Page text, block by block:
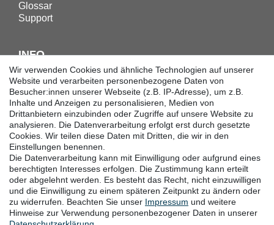
Glossar
Support
INFO
Downloadcenter
Batterieentsorgung
Hilfe
Termine
Erklärung zur Barrierefreiheit
KONTAKT
Goebel GmbH
Mühlenstraße 2-4
40699 Erkrath
Wir verwenden Cookies und ähnliche Technologien auf unserer
Website und verarbeiten personenbezogene Daten von
Besucher:innen unserer Webseite (z.B. IP-Adresse), um z.B.
Inhalte und Anzeigen zu personalisieren, Medien von
Drittanbietern einzubinden oder Zugriffe auf unsere Website zu
analysieren. Die Datenverarbeitung erfolgt erst durch gesetzte
Cookies. Wir teilen diese Daten mit Dritten, die wir in den
Einstellungen benennen.
Die Datenverarbeitung kann mit Einwilligung oder aufgrund eines
berechtigten Interesses erfolgen. Die Zustimmung kann erteilt
oder abgelehnt werden. Es besteht das Recht, nicht einzuwilligen
und die Einwilligung zu einem späteren Zeitpunkt zu ändern oder
zu widerrufen. Beachten Sie unser Impressum und weitere
Hinweise zur Verwendung personenbezogener Daten in unserer